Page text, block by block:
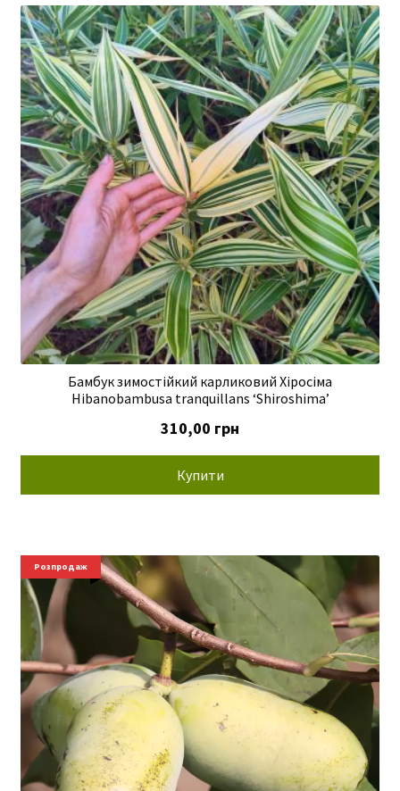
Бамбук зимостійкий карликовий Хіросіма
Hibanobambusa tranquillans ‘Shiroshima’
310,00 грн
Купити
Розпродаж